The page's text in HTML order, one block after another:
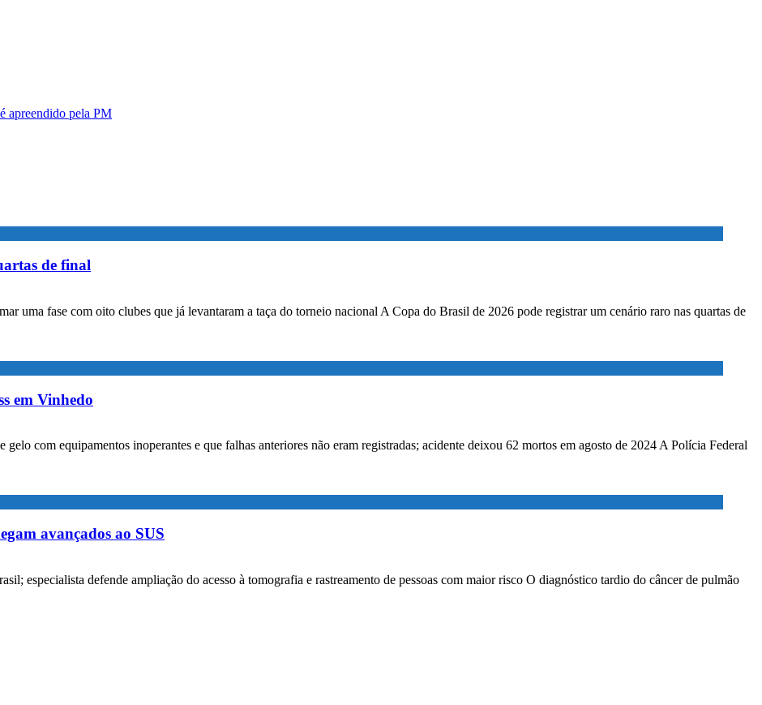
apreendido pela PM
de final
uma fase com oito clubes que já levantaram a taça do torneio nacional A Copa do Brasil de 2026 pode registrar um cenário raro nas quartas de
em Vinhedo
com equipamentos inoperantes e que falhas anteriores não eram registradas; acidente deixou 62 mortos em agosto de 2024 A Polícia Federal
avançados ao SUS
especialista defende ampliação do acesso à tomografia e rastreamento de pessoas com maior risco O diagnóstico tardio do câncer de pulmão